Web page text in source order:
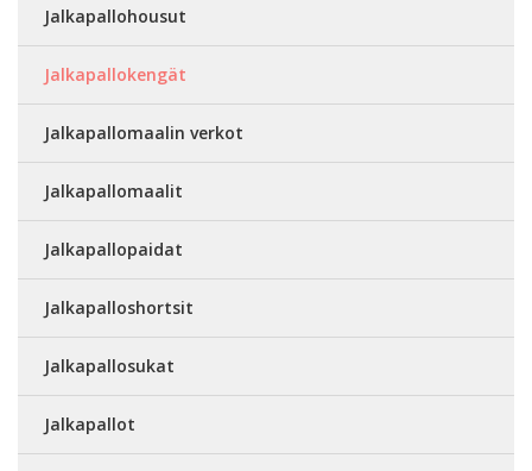
Jalkapallohousut
Jalkapallokengät
Jalkapallomaalin verkot
Jalkapallomaalit
Jalkapallopaidat
Jalkapalloshortsit
Jalkapallosukat
Jalkapallot